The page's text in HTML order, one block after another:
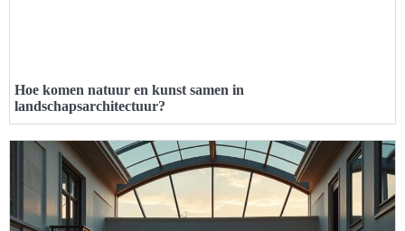
Hoe komen natuur en kunst samen in
landschapsarchitectuur?